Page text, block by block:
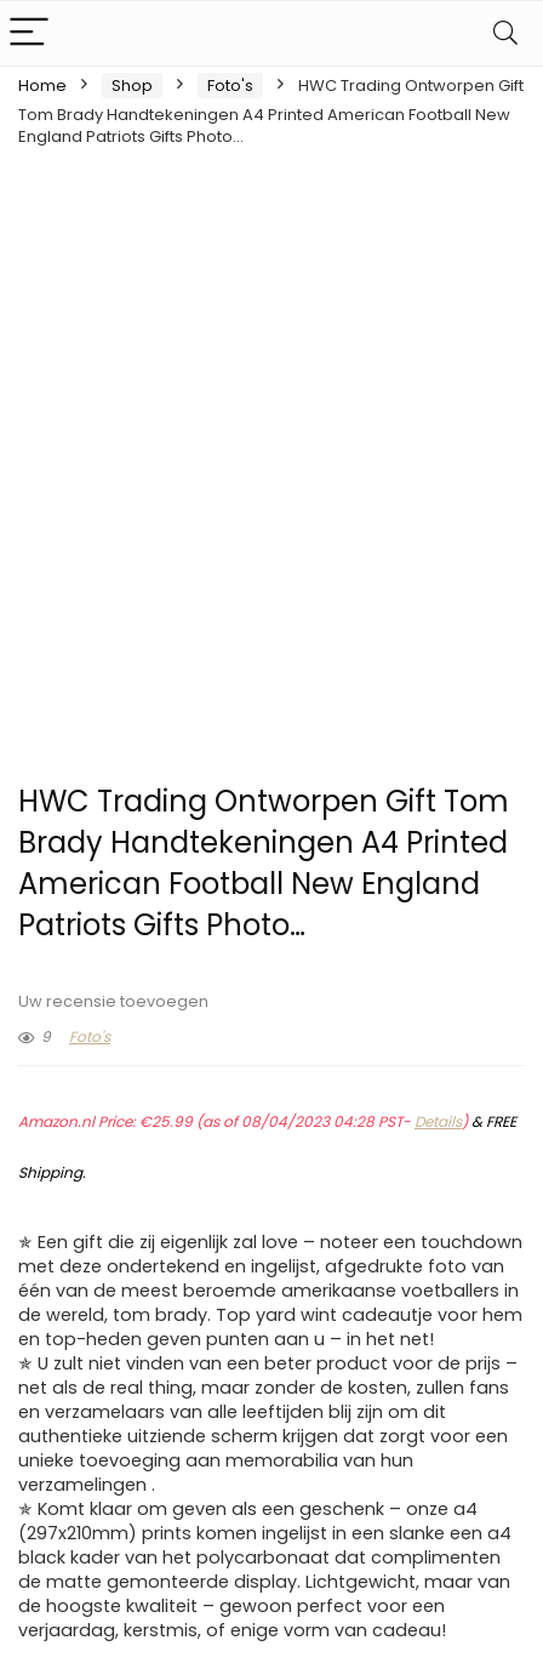
Home Shop Foto's
HWC Trading Ontworpen Gift
Tom Brady Handtekeningen A4 Printed American Football New
England Patriots Gifts Photo…
HWC Trading Ontworpen Gift Tom
Brady Handtekeningen A4 Printed
American Football New England
Patriots Gifts Photo…
Uw recensie toevoegen
9
Foto's
Amazon.nl Price:€25.99(as of 08/04/2023 04:28 PST- Details)&FREE
Shipping.
✯ Een gift die zij eigenlijk zal love – noteer een touchdown
met deze ondertekend en ingelijst, afgedrukte foto van
één van de meest beroemde amerikaanse voetballers in
de wereld, tom brady. Top yard wint cadeautje voor hem
en top-heden geven punten aan u – in het net!
✯ U zult niet vinden van een beter product voor de prijs –
net als de real thing, maar zonder de kosten, zullen fans
en verzamelaars van alle leeftijden blij zijn om dit
authentieke uitziende scherm krijgen dat zorgt voor een
unieke toevoeging aan memorabilia van hun
verzamelingen .
✯ Komt klaar om geven als een geschenk – onze a4
(297x210mm) prints komen ingelijst in een slanke een a4
black kader van het polycarbonaat dat complimenten
de matte gemonteerde display. Lichtgewicht, maar van
de hoogste kwaliteit – gewoon perfect voor een
verjaardag, kerstmis, of enige vorm van cadeau!